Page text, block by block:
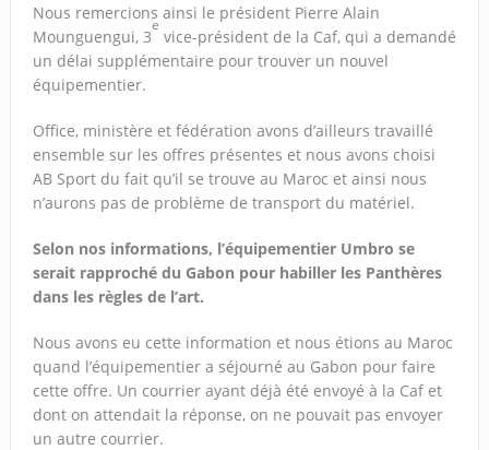
Nous remercions ainsi le président Pierre Alain
Mounguengui, 3
e
vice-président de la Caf, qui a demandé
un délai supplémentaire pour trouver un nouvel
équipementier.
Office, ministère et fédération avons d’ailleurs travaillé
ensemble sur les offres présentes et nous avons choisi
AB Sport du fait qu’il se trouve au Maroc et ainsi nous
n’aurons pas de problème de transport du matériel.
Selon nos informations, l’équipementier Umbro se
serait rapproché du Gabon pour habiller les Panthères
dans les règles de l’art.
Nous avons eu cette information et nous étions au Maroc
quand l’équipementier a séjourné au Gabon pour faire
cette offre. Un courrier ayant déjà été envoyé à la Caf et
dont on attendait la réponse, on ne pouvait pas envoyer
un autre courrier.